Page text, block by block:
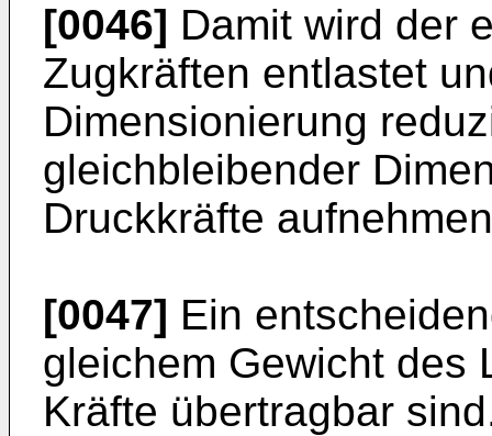
[0046] Damit wird der
Zugkräften entlastet
Dimensionierung
gleichbleibender
Druckkräfte
[0047] Ein
gleichem Gewicht des
Kräfte übertragbar